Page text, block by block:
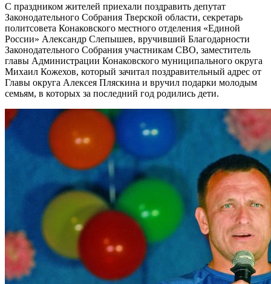
С праздником жителей приехали поздравить депутат
Законодательного Собрания Тверской области, секретарь
политсовета Конаковского местного отделения «Единой
России» Александр Слепышев, вручивший Благодарности
Законодательного Собрания участникам СВО, заместитель
главы Администрации Конаковского муниципального округа
Михаил Кожехов, который зачитал поздравительный адрес от
Главы округа Алексея Пляскина и вручил подарки молодым
семьям, в которых за последний год родились дети.